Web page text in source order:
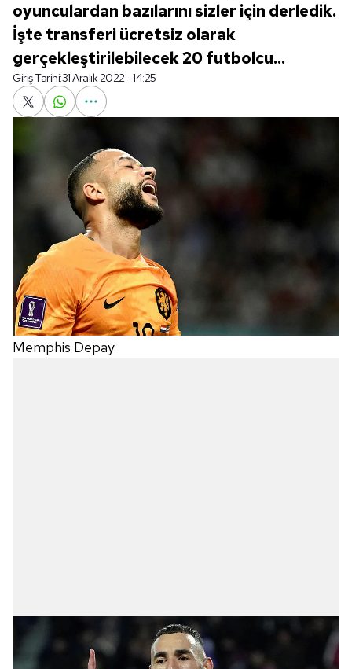
oyunculardan bazılarını sizler için derledik.
İşte transferi ücretsiz olarak
gerçekleştirilebilecek 20 futbolcu...
Giriş Tarihi:31 Aralık 2022 - 14:25
Memphis Depay